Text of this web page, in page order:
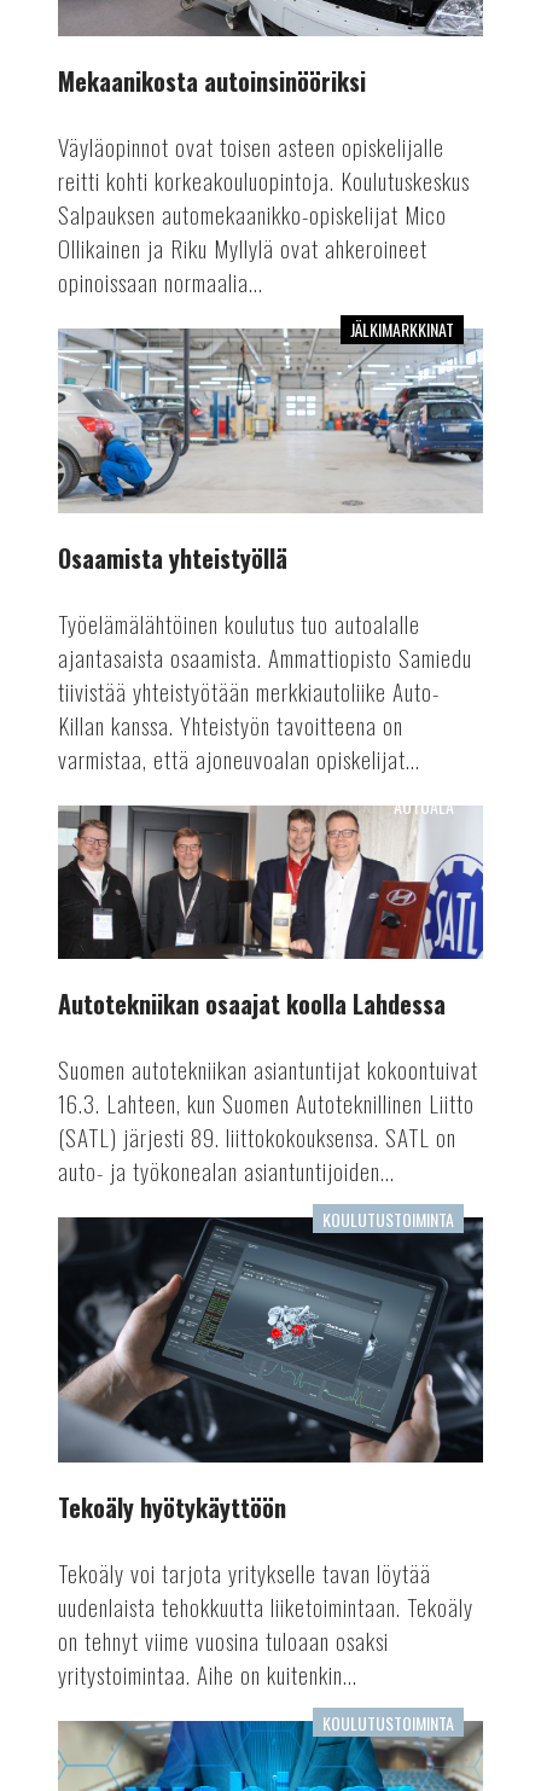
Mekaanikosta autoinsinööriksi
Väyläopinnot ovat toisen asteen opiskelijalle
reitti kohti korkeakouluopintoja. Koulutuskeskus
Salpauksen automekaanikko-opiskelijat Mico
Ollikainen ja Riku Myllylä ovat ahkeroineet
opinoissaan normaalia...
Osaamista
yhteistyöllä
JÄLKIMARKKINAT
Osaamista yhteistyöllä
Työelämälähtöinen koulutus tuo autoalalle
ajantasaista osaamista. Ammattiopisto Samiedu
tiivistää yhteistyötään merkkiautoliike Auto-
Killan kanssa. Yhteistyön tavoitteena on
varmistaa, että ajoneuvoalan opiskelijat...
Autotekniikan
osaajat
koolla
Lahdessa
AUTOALA
Autotekniikan osaajat koolla Lahdessa
Suomen autotekniikan asiantuntijat kokoontuivat
16.3. Lahteen, kun Suomen Autoteknillinen Liitto
(SATL) järjesti 89. liittokokouksensa. SATL on
auto- ja työkonealan asiantuntijoiden...
Tekoäly
hyötykäyttöön
KOULUTUSTOIMINTA
Tekoäly hyötykäyttöön
Tekoäly voi tarjota yritykselle tavan löytää
uudenlaista tehokkuutta liiketoimintaan. Tekoäly
on tehnyt viime vuosina tuloaan osaksi
yritystoimintaa. Aihe on kuitenkin...
Mielenkiintoista
seurattavaa:
KOULUTUSTOIMINTA